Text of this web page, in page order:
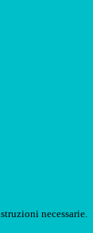
necessarie.